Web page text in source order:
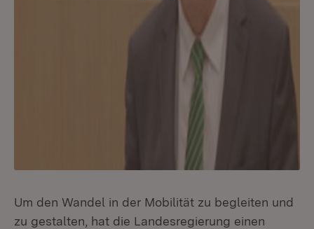
Um den Wandel in der Mobilität zu begleiten und
zu gestalten, hat die Landesregierung einen